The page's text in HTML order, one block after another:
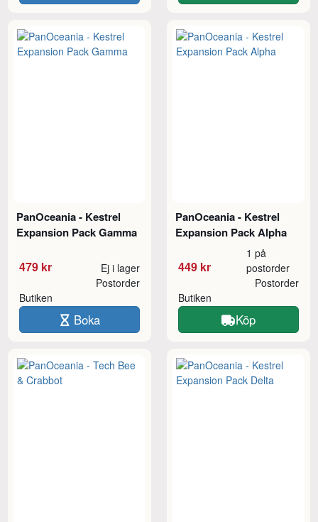
PanOceania - Kestrel
Expansion Pack Gamma
479 kr Ej i lager
Butiken
Postorder
Boka
PanOceania - Kestrel
Expansion Pack Alpha
449 kr
1 på
postorder
Butiken
Postorder
Köp